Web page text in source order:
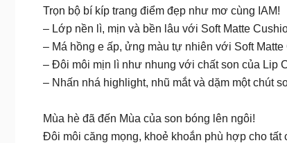
Trọn bộ bí kíp trang điểm đẹp như mơ cùng IAM!
– Lớp nền lì, mịn và bền lâu với Soft Matte
– Má hồng e ấp, ửng màu tự nhiên với Soft
– Đôi môi mịn lì như nhung với chất son của Lip
– Nhấn nhá highlight, nhũ mắt và dặm một chút
Mùa hè đã đến Mùa của son bóng lên ngôi!
Đôi môi căng mọng, khoẻ khoắn phù hợp cho tất